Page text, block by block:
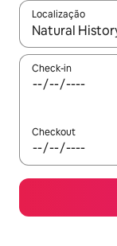
Localização
Quando os
Check-in
Checkout